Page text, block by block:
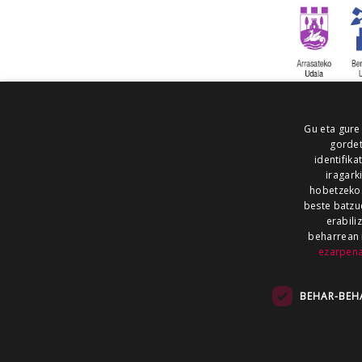
ALEA
NOAUA
Gu eta
hobetzeko.
beste
beharrean
BEHAR-